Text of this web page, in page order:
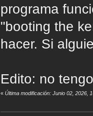
programa
"booting the
hacer. Si
Edito: no
«Última modificación: Junio 02, 2026,